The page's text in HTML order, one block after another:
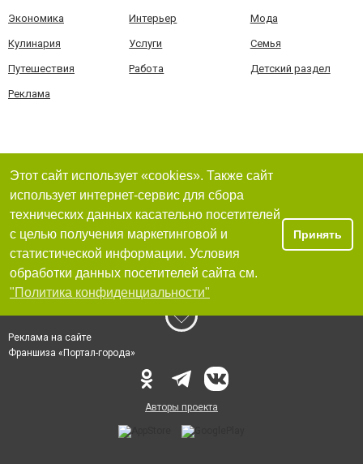
Экономика Интерьер Мода
Кулинария Услуги Семья
Путешествия Работа Детский раздел
Реклама
Этот сайт использует «cookies». Также сайт
использует интернет-сервис для сбора
технических данных касательно посетителей
с целью получения маркетинговой и
статистической информации. Условия
обработки данных посетителей сайта см.
"Политика конфиденциальности"
Принять
Реклама на сайте
Франшиза «Портал-города»
Авторы проекта